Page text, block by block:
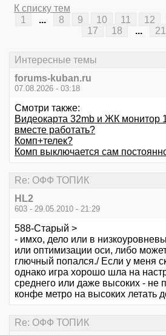
К списку тем
1
8 9 10 11 12
17
18 21
Интересные темы
forums-kuban.ru
07.08.2026 - 03:18
Смотри также:
Видеокарта 32mb и ЖК монитор
вместе работать?
Комп+телек?
Комп выключается сам
Re: ОФФ ТОПИК
HL2
603 - 29.05.2010 - 21:29
588-Старый >
- имхо, дело или в
или оптимизации оси, либо
глючный попался./ Если у меня
однако игра хорошо шла на
среднего или даже высоких - не
конфе метро на высоких летать
Re: ОФФ ТОПИК